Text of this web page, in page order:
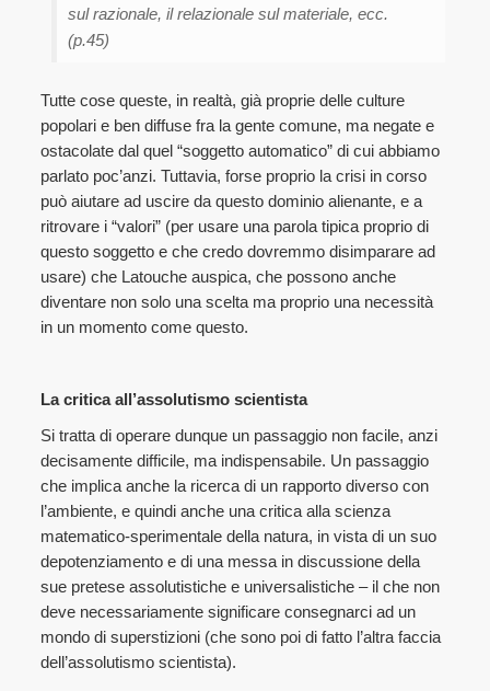
sul razionale, il relazionale sul materiale, ecc.
(p.45)
Tutte cose queste, in realtà, già proprie delle culture
popolari e ben diffuse fra la gente comune, ma negate e
ostacolate dal quel “soggetto automatico” di cui abbiamo
parlato poc’anzi. Tuttavia, forse proprio la crisi in corso
può aiutare ad uscire da questo dominio alienante, e a
ritrovare i “valori” (per usare una parola tipica proprio di
questo soggetto e che credo dovremmo disimparare ad
usare) che Latouche auspica, che possono anche
diventare non solo una scelta ma proprio una necessità
in un momento come questo.
La critica all’assolutismo scientista
Si tratta di operare dunque un passaggio non facile, anzi
decisamente difficile, ma indispensabile. Un passaggio
che implica anche la ricerca di un rapporto diverso con
l’ambiente, e quindi anche una critica alla scienza
matematico-sperimentale della natura, in vista di un suo
depotenziamento e di una messa in discussione della
sue pretese assolutistiche e universalistiche – il che non
deve necessariamente significare consegnarci ad un
mondo di superstizioni (che sono poi di fatto l’altra faccia
dell’assolutismo scientista).